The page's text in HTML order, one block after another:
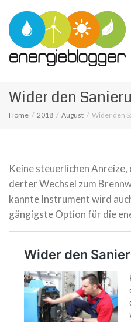
Wider den
Home 2018 August Wider den
Keine steu­er­li­chen
der­ter Wechsel zum
kannte Instru­ment wird
gän­gigste Option für die